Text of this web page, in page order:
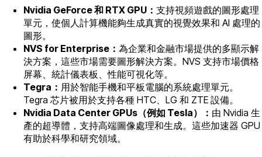
Nvidia GeForce 和 RTX GPU： 支持視頻遊戲的圖形處理
單元，使個人計算機能夠生成真實的視覺效果和 AI 處理的
圖形。
NVS for Enterprise： 為企業和金融市場提供的多顯示解
決方案，這些市場需要圖形解決方案。NVS 支持市場價格
屏幕、統計儀表板、性能可視化等。
Tegra： 用於智能手機和平板電腦的系統處理單元。
Tegra 芯片被用於支持各種 HTC、LG 和 ZTE 設備。
Nvidia Data Center GPUs（例如 Tesla）： 由 Nvidia 生
產的超導體，支持高端圖像處理和生成。這些加速器 GPU
有助於科學和研究領域。